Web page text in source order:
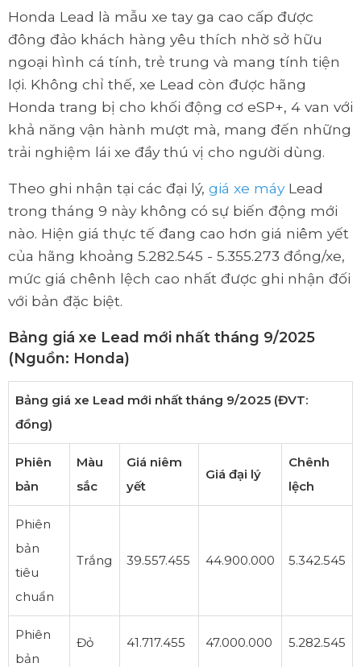
Honda Lead là mẫu xe tay ga cao cấp được
đông đảo khách hàng yêu thích nhờ sở hữu
ngoại hình cá tính, trẻ trung và mang tính tiện
lợi. Không chỉ thế, xe Lead còn được hãng
Honda trang bị cho khối động cơ eSP+, 4 van với
khả năng vận hành mượt mà, mang đến những
trải nghiệm lái xe đầy thú vị cho người dùng.
Theo ghi nhận tại các đại lý, giá xe máyLead
trong tháng 9 này không có sự biến động mới
nào. Hiện giá thực tế đang cao hơn giá niêm yết
của hãng khoảng 5.282.545 - 5.355.273 đồng/xe,
mức giá chênh lệch cao nhất được ghi nhận đối
với bản đặc biệt.
Bảng giá xe Lead mới nhất tháng 9/2025
(Nguồn: Honda)
Bảng giá xe Lead mới nhất tháng 9/2025 (ĐVT:
đồng)
Phiên
bản
Màu
sắc
Giá niêm
yết
Giá đại lý
Chênh
lệch
Phiên
bản
tiêu
chuẩn
Trắng 39.557.455 44.900.000 5.342.545
Phiên
bản
Đỏ 41.717.455 47.000.000 5.282.545